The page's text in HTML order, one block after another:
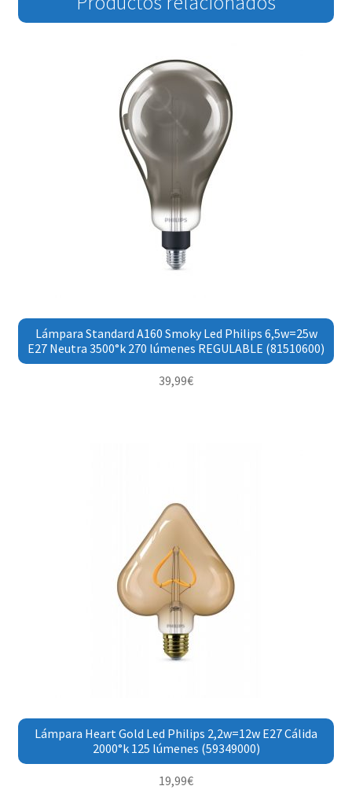
Lámpara Standard A160 Smoky Led Philips 6,5w=25w
E27 Neutra 3500°k 270 lúmenes REGULABLE (81510600)
39,99€
Lámpara Heart Gold Led Philips 2,2w=12w E27 Cálida
2000°k 125 lúmenes (59349000)
19,99€